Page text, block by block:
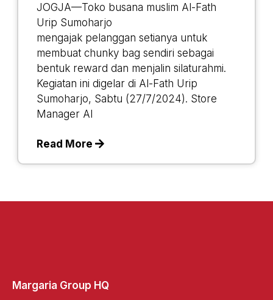
JOGJA—Toko busana muslim Al-Fath
Urip Sumoharjo
mengajak pelanggan setianya untuk
membuat chunky bag sendiri sebagai
bentuk reward dan menjalin silaturahmi.
Kegiatan ini digelar di Al-Fath Urip
Sumoharjo, Sabtu (27/7/2024). Store
Manager Al
Read More
Margaria Group HQ